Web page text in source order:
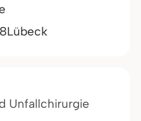
Lübeck
Unfallchirurgie